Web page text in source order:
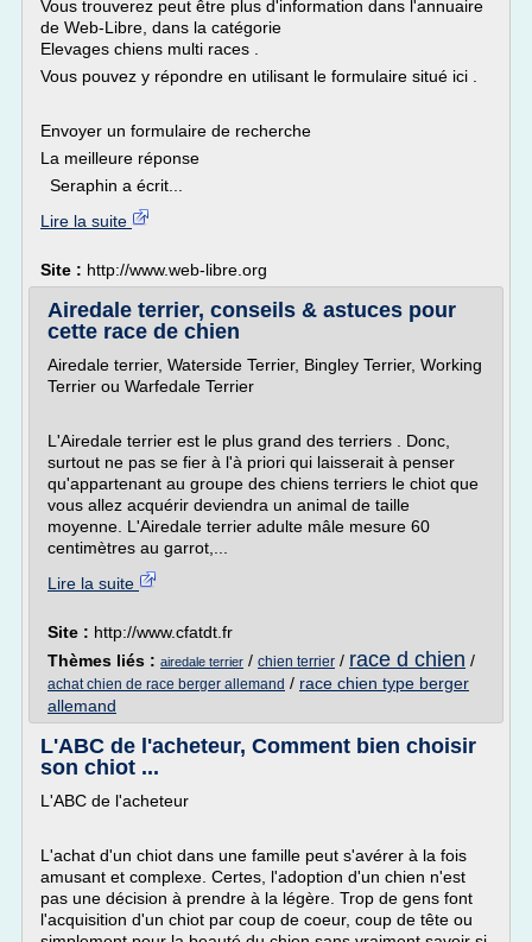
Vous trouverez peut être plus d'information dans l'annuaire
de Web-Libre, dans la catégorie
Elevages chiens multi races .
Vous pouvez y répondre en utilisant le formulaire situé ici .
Envoyer un formulaire de recherche
La meilleure réponse
Seraphin a écrit...
Lire la suite
Site : http://www.web-libre.org
Airedale terrier, conseils & astuces pour
cette race de chien
Airedale terrier, Waterside Terrier, Bingley Terrier, Working
Terrier ou Warfedale Terrier
L'Airedale terrier est le plus grand des terriers . Donc,
surtout ne pas se fier à l'à priori qui laisserait à penser
qu'appartenant au groupe des chiens terriers le chiot que
vous allez acquérir deviendra un animal de taille
moyenne. L'Airedale terrier adulte mâle mesure 60
centimètres au garrot,...
Lire la suite
Site : http://www.cfatdt.fr
Thèmes liés : airedale terrier / chien terrier / race d chien /
achat chien de race berger allemand / race chien type berger
allemand
L'ABC de l'acheteur, Comment bien choisir
son chiot ...
L'ABC de l'acheteur
L'achat d'un chiot dans une famille peut s'avérer à la fois
amusant et complexe. Certes, l'adoption d'un chien n'est
pas une décision à prendre à la légère. Trop de gens font
l'acquisition d'un chiot par coup de coeur, coup de tête ou